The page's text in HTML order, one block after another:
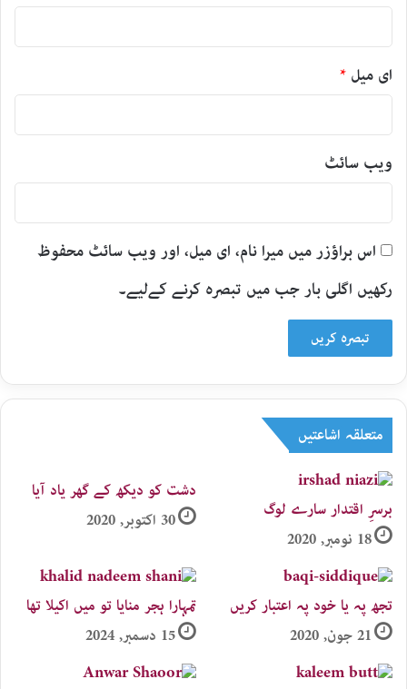
ای میل *
ویب‌ سائٹ
اس براؤزر میں میرا نام، ای میل، اور ویب سائٹ محفوظ
رکھیں اگلی بار جب میں تبصرہ کرنے کےلیے۔
متعلقہ اشاعتیں
برسرِ اقتدار سارے لوگ
18 نومبر, 2020
دشت کو دیکھ کے گھر یاد آیا
30 اکتوبر, 2020
تجھ پہ یا خود پہ اعتبار کریں
21 جون, 2020
تمہارا ہجر منایا تو میں اکیلا تھا
15 دسمبر, 2024